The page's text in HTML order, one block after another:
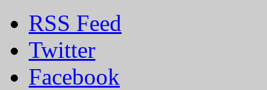
RSS Feed
Twitter
Facebook